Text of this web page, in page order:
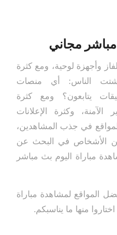
مباشر مجاني
وأجهزة لوحية، ومع كثرة
تشتت الناس: أي منصات
يتابعون؟ ومع كثرة
الآمنة، وكثرة الإعلانات
في جذب المشاهدين،
الأشخاص في البحث عن
مباراة اليوم بث مباشر
المواقع لمشاهدة مباراة
منها ما يناسبكم.